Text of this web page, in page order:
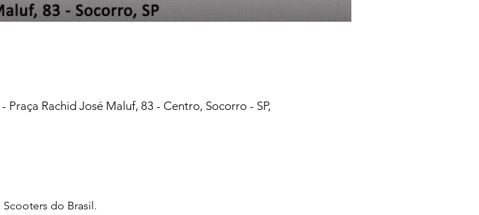
Rachid José Maluf, 83 - Centro, Socorro - SP,
do Brasil.